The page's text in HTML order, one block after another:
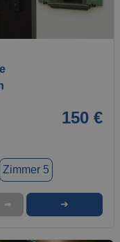
150 €
Zimmer 5
➦ ➜